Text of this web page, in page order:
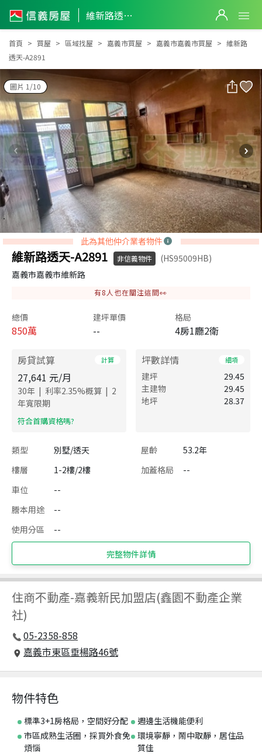
維新路透天-A2891
維新路透天-A2891
首頁 買屋 區域找屋 嘉義市買屋 嘉義市嘉義市買屋
維新路
透天-A2891
圖片 1/10
此為其他仲介業者物件
維新路透天-A2891 非信義物件
(HS95009HB)
嘉義市嘉義市維新路
有8 人也在關注這間👀
總價
850萬
建坪單價
--
格局
4房1廳2衛
房貸試算 計算
27,641 元/月
30年 | 利率2.35%概算 | 2
年寬限期
​符合首購資格嗎?
坪數詳情 細項
建坪
29.45
主建物
29.45
地坪
28.37
類型 別墅/透天 屋齡
53.2年
樓層
1-2樓/2樓 加蓋格局
--
車位
--
謄本用途
--
使用分區
--
完整物件詳情
住商不動產-嘉義新民加盟店(鑫園不動產企業
社)
05-2358-858
嘉義市東區垂楊路46號
物件特色
標準3+1房格局，空間好分配
週邊生活機能便利
市區成熟生活圈，採買外食免
煩惱
環境寧靜，鬧中取靜，居住品
質佳